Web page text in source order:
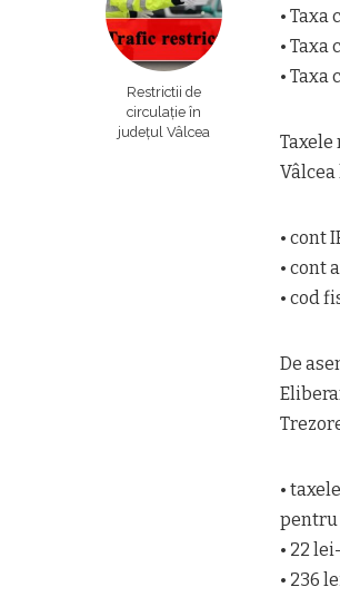
Restrictii de
circulație în
județul Vâlcea
•
•
•
• cont
• cont
• cod
De
•
pentru
• 22
• 236